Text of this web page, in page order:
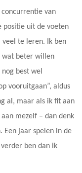
van
positie uit de voeten
te leren. Ik ben
wat beter willen
best wel
vooruitgaan”, aldus
al, maar als ik fit aan
mezelf – dan denk
Een jaar spelen in de
ben dan ik